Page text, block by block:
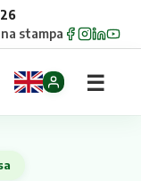
stampa
☰